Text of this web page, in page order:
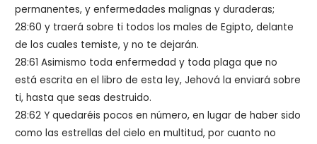
permanentes, y enfermedades malignas y duraderas;
28:60 y traerá sobre ti todos los males de Egipto, delante
de los cuales temiste, y no te dejarán.
28:61 Asimismo toda enfermedad y toda plaga que no
está escrita en el libro de esta ley, Jehová la enviará sobre
ti, hasta que seas destruido.
28:62 Y quedaréis pocos en número, en lugar de haber sido
como las estrellas del cielo en multitud, por cuanto no